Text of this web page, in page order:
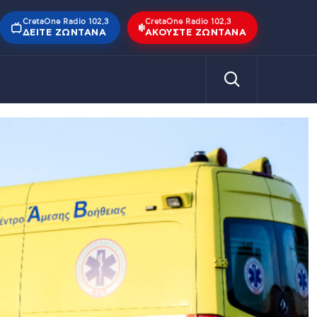
CretaOne Radio 102,3
ΔΕΊΤΕ ΖΩΝΤΑΝΆ
CretaOne Radio 102,3
ΑΚΟΎΣΤΕ ΖΩΝΤΑΝΆ